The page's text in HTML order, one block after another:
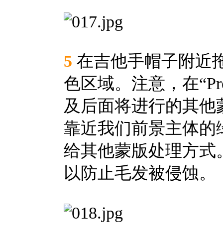
5 在吉他手帽子附近
色区域。注意，在
及后面将进行的其
靠近我们前景主体
给其他蒙版处理方
以防止毛发被侵蚀。